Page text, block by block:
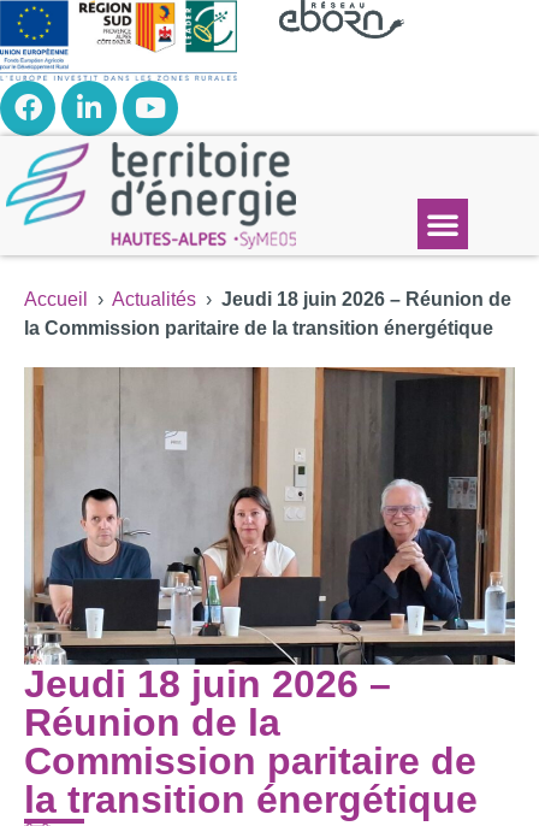
Accueil › Actualités › Jeudi 18 juin 2026 – Réunion de
la Commission paritaire de la transition énergétique
Jeudi 18 juin 2026 –
Réunion de la
Commission paritaire de
la transition énergétique